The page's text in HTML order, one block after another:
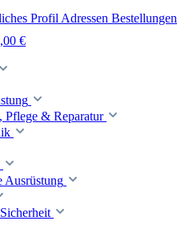
Profil Adressen Bestellungen
€
Pflege & Reparatur
Ausrüstung